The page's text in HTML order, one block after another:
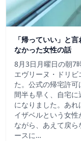
「帰っていい」と
なかった女性の話
8月3日月曜日の朝7
エヴリーヌ・ドリ
た。公式の帰宅許
間半も早く、自宅
になりました。あ
イザベルという女
ながら、あえて戻
ースに…